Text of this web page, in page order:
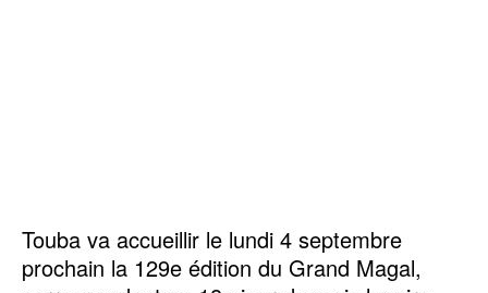
Touba va accueillir le lundi 4 septembre
prochain la 129e édition du Grand Magal,